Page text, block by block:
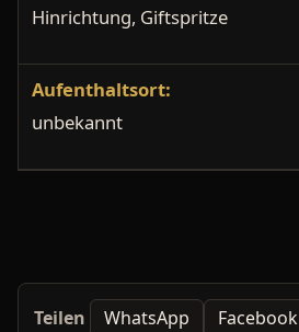
Hinrichtung, Giftspritze
Aufenthaltsort:
unbekannt
Teilen WhatsApp Facebook